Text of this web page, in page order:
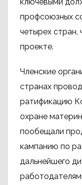
профсоюзных
четырех стран,
проекте.
Членские
странах
ратификацию
охране
пообещали
кампанию по
дальнейшего